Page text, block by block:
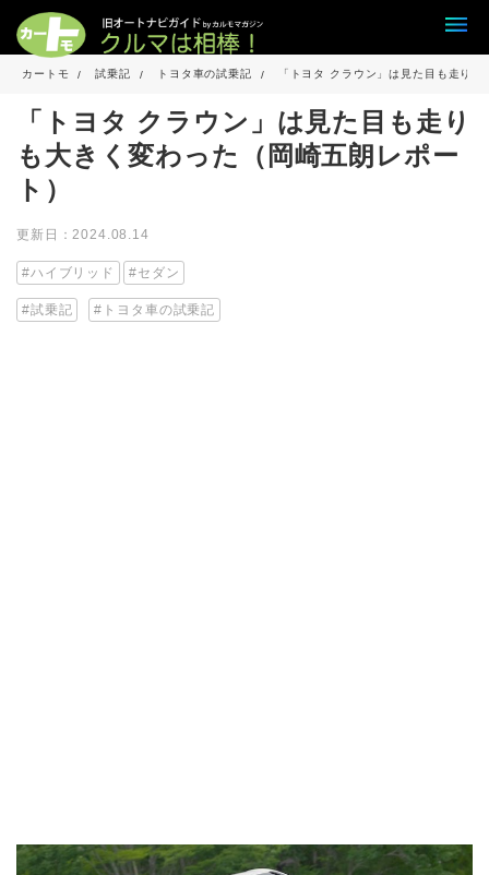
カートモ 試乗記 トヨタ車の試乗記 「トヨタ クラウン」は見た目も走り
「トヨタ クラウン」は見た目も走り
も大きく変わった（岡崎五朗レポー
ト）
更新日：2024.08.14
ハイブリッド セダン
試乗記 トヨタ車の試乗記